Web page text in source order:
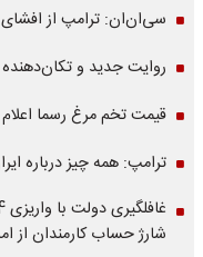
سی‌ان‌ان: ترامپ از
روایت جدید و
قیمت تخم مرغ رسما
ترامپ: همه چیز درباره
شارژ حساب کارمندان از